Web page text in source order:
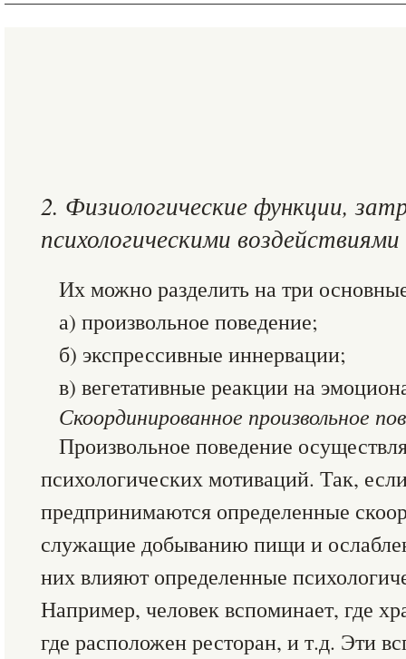
2. Физиологические функции,
психологическими воздействиями
Их можно разделить на три
а) произвольное поведение;
б) экспрессивные иннервации;
в) вегетативные реакции на
Скоординированное произвольное
Произвольное поведение
психологических мотиваций. Так,
предпринимаются определенные
служащие добыванию пищи и
них влияют определенные
Например, человек вспоминает, где
где расположен ресторан, и т.д. Эти